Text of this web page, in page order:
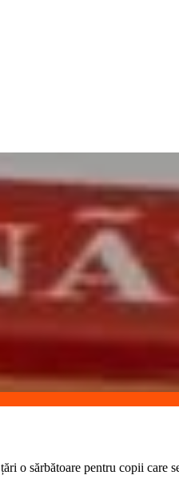
o sărbătoare pentru copii care